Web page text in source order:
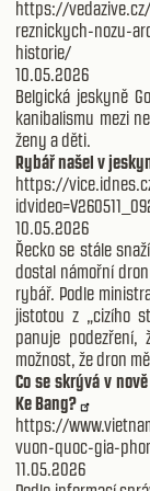
https://
reznickych-nozu-
historie/
10.05.2026
Belgická jeskyně
kanibalismu mezi
ženy a děti.
Rybář našel v
https://
10.05.2026
Řecko se stále
dostal námořní
rybář. Podle
jistotou z „cizího
panuje podezření,
možnost, že dron
Co se skrývá v
Ke Bang?
https://
vuon-quoc-gia-
11.05.2026